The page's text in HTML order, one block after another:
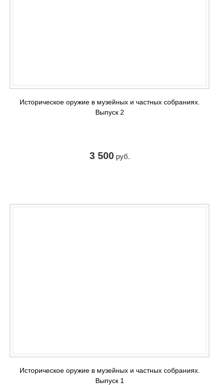
Историческое оружие в музейных и частных собраниях.
Выпуск 2
3 500руб.
Историческое оружие в музейных и частных собраниях.
Выпуск 1